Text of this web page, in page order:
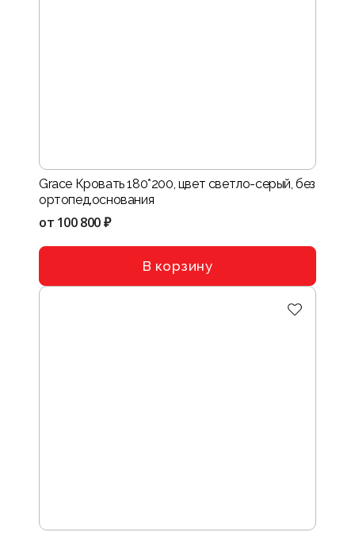
Grace Кровать 180*200, цвет светло-серый, без
ортопед.основания
от 100 800 ₽
В корзину